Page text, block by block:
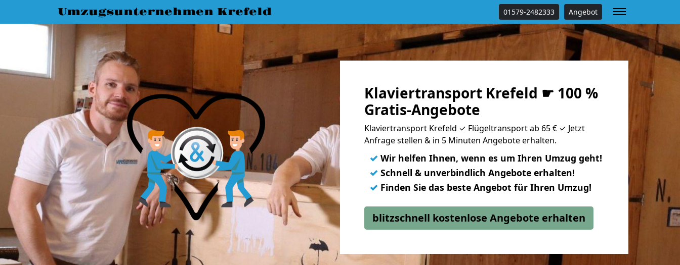
Umzugsunternehmen Krefeld 01579-2482333 Angebot
Klaviertransport Krefeld ☛ 100 %
Gratis-Angebote
Klaviertransport Krefeld ✓ Flügeltransport ab 65 € ✓ Jetzt
Anfrage stellen & in 5 Minuten Angebote erhalten.
✓ Wir helfen Ihnen, wenn es um Ihren Umzug geht!
✓ Schnell & unverbindlich Angebote erhalten!
✓ Finden Sie das beste Angebot für Ihren Umzug!
blitzschnell kostenlose Angebote erhalten